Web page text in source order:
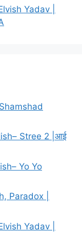
Yadav |
Stree 2 |आई
Yo Yo
Paradox |
Yadav |